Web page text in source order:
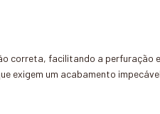
correta, facilitando a
exigem um acabamento